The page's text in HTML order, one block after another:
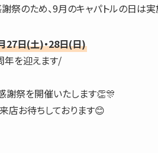
のため、9月のキャパトルの日は実
日(土)・28日(日)
年を迎えます/
謝祭を開催いたします👏🎊
店お待ちしております😊